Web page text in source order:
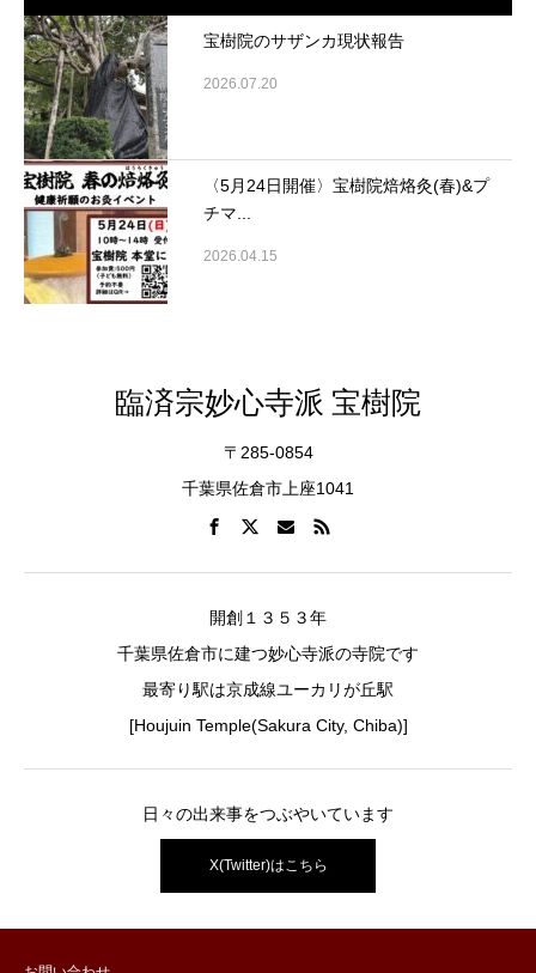
宝樹院のサザンカ現状報告
2026.07.20
〈5月24日開催〉宝樹院焙烙灸(春)&プ
チマ...
2026.04.15
臨済宗妙心寺派 宝樹院
〒285-0854
千葉県佐倉市上座1041
開創１３５３年
千葉県佐倉市に建つ妙心寺派の寺院です
最寄り駅は京成線ユーカリが丘駅
[Houjuin Temple(Sakura City, Chiba)]
日々の出来事をつぶやいています
X(Twitter)はこちら